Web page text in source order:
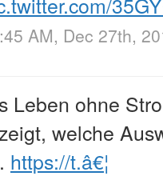
AM, Dec 27th,
Leben ohne
welche
https://t.â€¦